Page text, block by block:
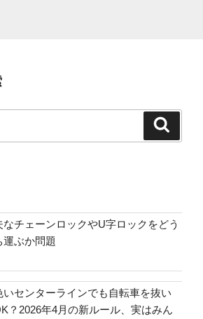
なチェーンロックやU字ロックをどう
運ぶか問題
いセンターラインでも自転車を抜い
？2026年4月の新ルール、実はみん